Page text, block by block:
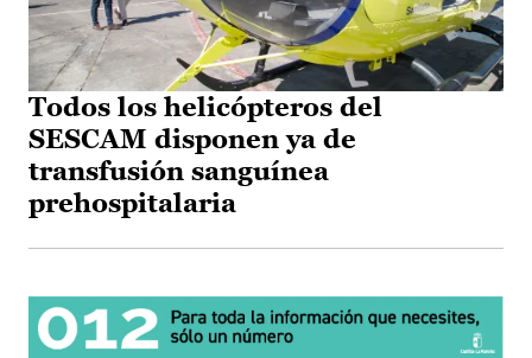
Todos los helicópteros del
SESCAM disponen ya de
transfusión sanguínea
prehospitalaria